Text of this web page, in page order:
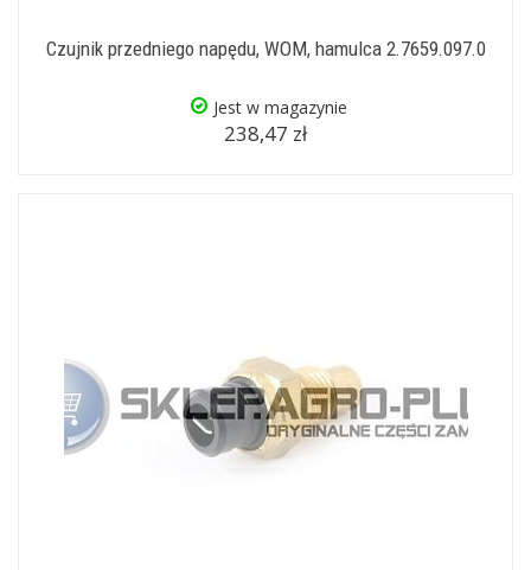
Czujnik przedniego napędu, WOM, hamulca 2.7659.097.0
Jest w magazynie
238,47 zł